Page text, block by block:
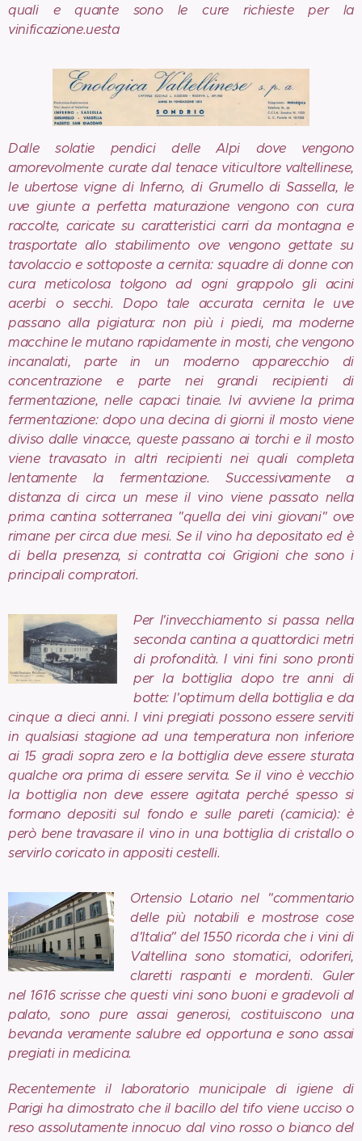
quali e quante sono le cure richieste per la
vinificazione.uesta
Dalle solatie pendici delle Alpi dove vengono
amorevolmente curate dal tenace viticultore valtellinese,
le ubertose vigne di Inferno, di Grumello di Sassella, le
uve giunte a perfetta maturazione vengono con cura
raccolte, caricate su caratteristici carri da montagna e
trasportate allo stabilimento ove vengono gettate su
tavolaccio e sottoposte a cernita: squadre di donne con
cura meticolosa tolgono ad ogni grappolo gli acini
acerbi o secchi. Dopo tale accurata cernita le uve
passano alla pigiatura: non più i piedi, ma moderne
macchine le mutano rapidamente in mosti, che vengono
incanalati, parte in un moderno apparecchio di
concentrazione e parte nei grandi recipienti di
fermentazione, nelle capaci tinaie. Ivi avviene la prima
fermentazione: dopo una decina di giorni il mosto viene
diviso dalle vinacce, queste passano ai torchi e il mosto
viene travasato in altri recipienti nei quali completa
lentamente la fermentazione. Successivamente a
distanza di circa un mese il vino viene passato nella
prima cantina sotterranea "quella dei vini giovani" ove
rimane per circa due mesi. Se il vino ha depositato ed è
di bella presenza, si contratta coi Grigioni che sono i
principali compratori.
Per l'invecchiamento si passa nella
seconda cantina a quattordici metri
di profondità. I vini fini sono pronti
per la bottiglia dopo tre anni di
botte: l'optimum della bottiglia e da
cinque a dieci anni. I vini pregiati possono essere serviti
in qualsiasi stagione ad una temperatura non inferiore
ai 15 gradi sopra zero e la bottiglia deve essere sturata
qualche ora prima di essere servita. Se il vino è vecchio
la bottiglia non deve essere agitata perché spesso si
formano depositi sul fondo e sulle pareti (camicia): è
però bene travasare il vino in una bottiglia di cristallo o
servirlo coricato in appositi cestelli.
Ortensio Lotario nel "commentario
delle più notabili e mostrose cose
d'Italia" del 1550 ricorda che i vini di
Valtellina sono stomatici, odoriferi,
claretti raspanti e mordenti. Guler
nel 1616 scrisse che questi vini sono buoni e gradevoli al
palato, sono pure assai generosi, costituiscono una
bevanda veramente salubre ed opportuna e sono assai
pregiati in medicina.
Recentemente il laboratorio municipale di igiene di
Parigi ha dimostrato che il bacillo del tifo viene ucciso o
reso assolutamente innocuo dal vino rosso o bianco del